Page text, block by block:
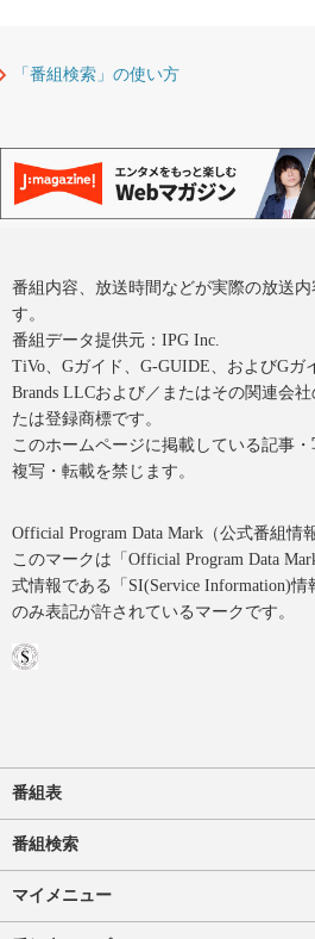
「番組検索」の使い方
番組内容、放送時間などが実際の放送
す。
番組データ提供元：IPG Inc.
TiVo、Gガイド、G-GUIDE、およびGガ
Brands LLCおよび／またはその関連会
たは登録商標です。
このホームページに掲載している記事
複写・転載を禁じます。
Official Program Data Mark（公式番組情
このマークは「Official Program Data
式情報である「SI(Service Information)
のみ表記が許されているマークです。
番組表
番組検索
マイメニュー